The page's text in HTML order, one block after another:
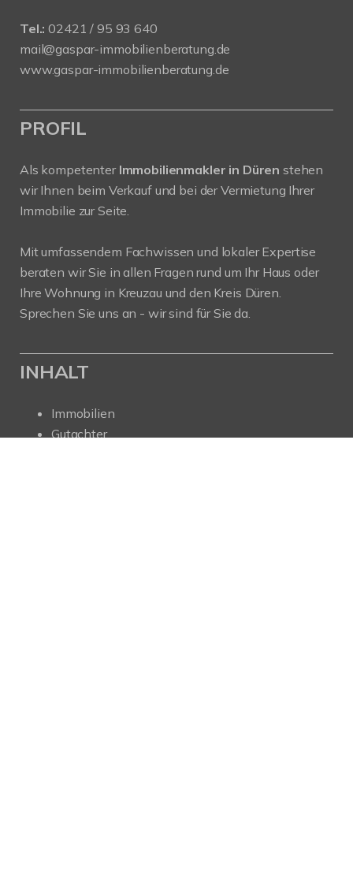
Tel.: 02421 / 95 93 640
mail@gaspar-immobilienberatung.de
www.gaspar-immobilienberatung.de
PROFIL
Als kompetenter Immobilienmakler in Düren stehen
wir Ihnen beim Verkauf und bei der Vermietung Ihrer
Immobilie zur Seite.
Mit umfassendem Fachwissen und lokaler Expertise
beraten wir Sie in allen Fragen rund um Ihr Haus oder
Ihre Wohnung in Kreuzau und den Kreis Düren.
Sprechen Sie uns an - wir sind für Sie da.
INHALT
Immobilien
Gutachter